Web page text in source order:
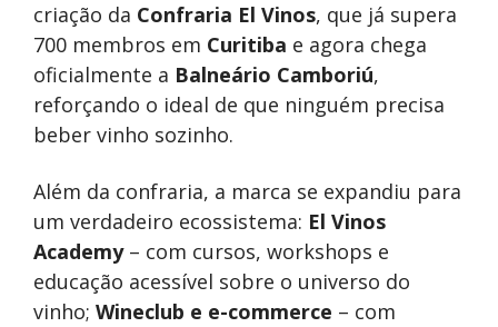
criação da Confraria El Vinos, que já supera
700 membros em Curitiba e agora chega
oficialmente a Balneário Camboriú,
reforçando o ideal de que ninguém precisa
beber vinho sozinho.
Além da confraria, a marca se expandiu para
um verdadeiro ecossistema: El Vinos
Academy– com cursos, workshops e
educação acessível sobre o universo do
vinho; Wineclub e e-commerce – com